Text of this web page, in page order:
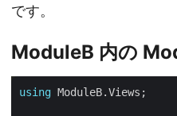
です。
ModuleB 内の
using